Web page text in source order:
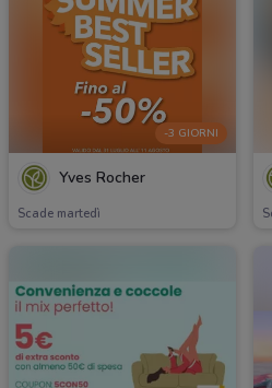
-3 GIORNI
Yves Rocher
Scade martedì